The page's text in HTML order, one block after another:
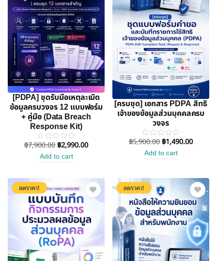
[PDPA] ชุดรับมือเหตุละเมิด
ข้อมูลครบวงจร 12 แบบฟอร์ม
+ คู่มือ (Data Breach
Response Kit)
฿7,900.00 ฿2,990.00
Add to cart
[ครบชุด] เอกสาร PDPA สิทธิ
เจ้าของข้อมูลส่วนบุคคลครบ
วงจร
฿5,900.00 ฿1,490.00
Add to cart
ลดราคา! ลดราคา!